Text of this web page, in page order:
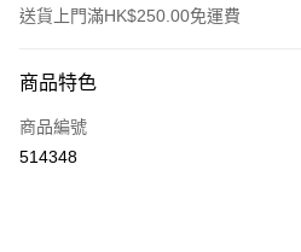
送貨上門滿HK$250.00免運費
信用卡
Apple Pay
商品特色
商品編號
514348